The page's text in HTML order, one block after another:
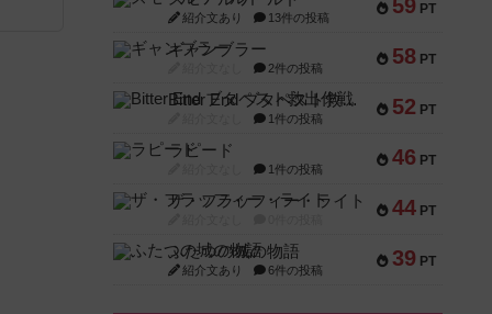
59 PT
紹介文あり 13件の投稿
58 PT
ギャンブラー
2件の投稿
52 PT
Bitter End ブタペスト救出作戦
1件の投稿
46 PT
ラピード
1件の投稿
44 PT
ザ・フラッフィー・ライト
39 PT
ふたつの城の物語
紹介文あり 6件の投稿